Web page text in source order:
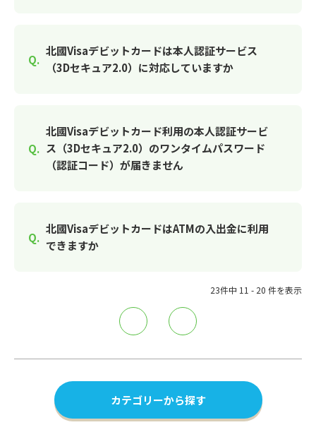
北國Visaデビットカードは本人認証サービス
（3Dセキュア2.0）に対応していますか
北國Visaデビットカード利用の本人認証サービ
ス（3Dセキュア2.0）のワンタイムパスワード
（認証コード）が届きません
北國VisaデビットカードはATMの入出金に利用
できますか
23件中 11 - 20 件を表示
カテゴリーから探す